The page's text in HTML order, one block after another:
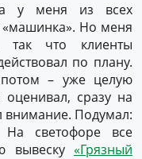
у меня из всех
«машинка». Но меня
так что клиенты
по плану.
– уже целую
оценивал, сразу на
внимание. Подумал:
На светофоре все
вывеску «Грязный